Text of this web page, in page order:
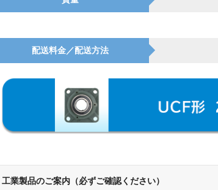
配送料金／配送方法
工業製品のご案内（必ずご確認ください）